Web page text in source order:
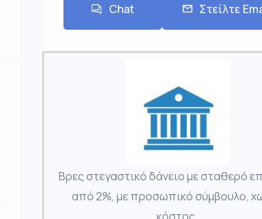
Chat Στείλτε
Βρες στεγαστικό δάνειο με σταθερό
από 2%, με προσωπικό σύμβουλο,